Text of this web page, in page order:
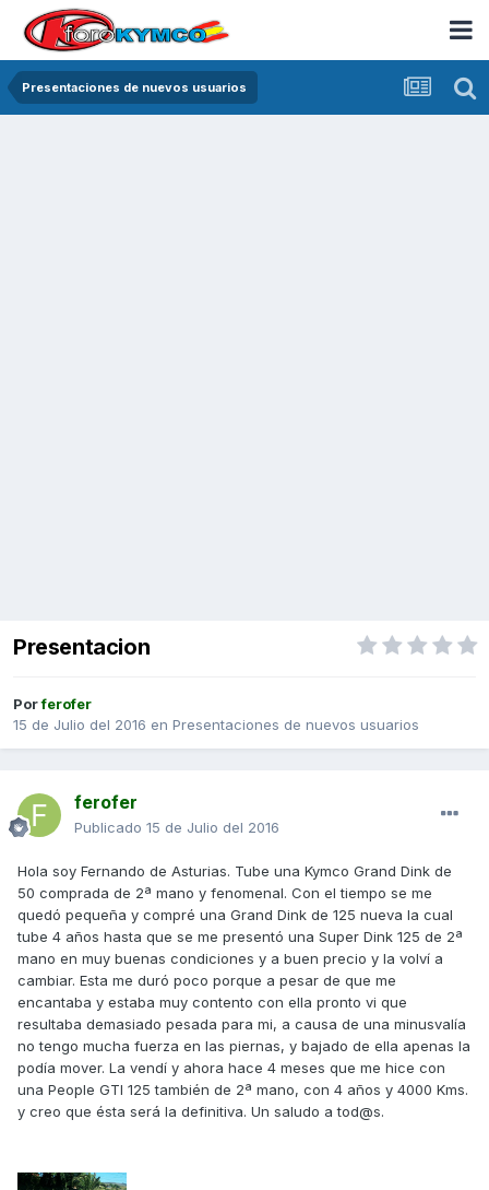
Presentaciones de nuevos usuarios
Presentacion
Porferofer
15 de Julio del 2016 en Presentaciones de nuevos usuarios
ferofer
Publicado 15 de Julio del 2016
Hola soy Fernando de Asturias. Tube una Kymco Grand Dink de
50 comprada de 2ª mano y fenomenal. Con el tiempo se me
quedó pequeña y compré una Grand Dink de 125 nueva la cual
tube 4 años hasta que se me presentó una Super Dink 125 de 2ª
mano en muy buenas condiciones y a buen precio y la volví a
cambiar. Esta me duró poco porque a pesar de que me
encantaba y estaba muy contento con ella pronto vi que
resultaba demasiado pesada para mi, a causa de una minusvalía
no tengo mucha fuerza en las piernas, y bajado de ella apenas la
podía mover. La vendí y ahora hace 4 meses que me hice con
una People GTI 125 también de 2ª mano, con 4 años y 4000 Kms.
y creo que ésta será la definitiva. Un saludo a tod@s.